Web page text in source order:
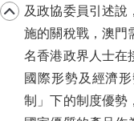
及政協委員引述說
施的關稅戰，澳門
名香港政界人士在
國際形勢及經濟
制」下的制度優勢